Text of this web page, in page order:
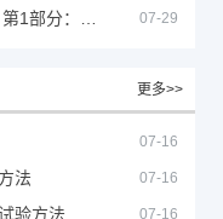
07-29
更多>>
07-16
法 07-16
验方法 07-16